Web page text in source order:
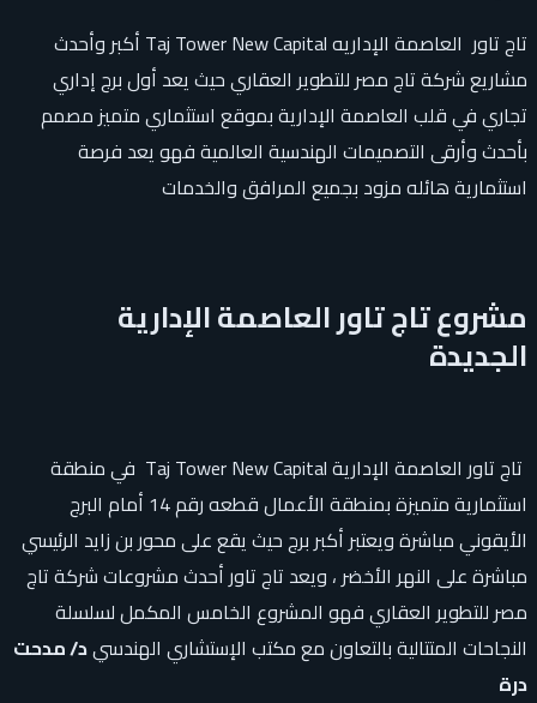
تاج تاور العاصمة الإداريه Taj Tower New Capital أكبر وأحدث
مشاريع شركة تاج مصر للتطوير العقاري حيث يعد أول برج إداري
تجاري في قلب العاصمة الإدارية بموقع استثماري متميز مصمم
بأحدث وأرقى التصميمات الهندسية العالمية فهو يعد فرصة
استثمارية هائله مزود بجميع المرافق والخدمات
مشروع تاج تاور العاصمة الإدارية
الجديدة
تاج تاور العاصمة الإدارية Taj Tower New Capital في منطقة
استثمارية متميزة بمنطقة الأعمال قطعه رقم 14 أمام البرج
الأيقوني مباشرة ويعتبر أكبر برج حيث يقع على محور بن زايد الرئيسي
مباشرة على النهر الأخضر ، ويعد تاج تاور أحدث مشروعات شركة تاج
مصر للتطوير العقاري فهو المشروع الخامس المكمل لسلسلة
النجاحات المتتالية بالتعاون مع مكتب الإستشاري الهندسيد/ مدحت
درة